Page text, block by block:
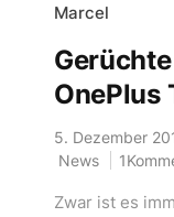
Marcel
OnePlus
5. Dezember
News
Zwar ist es